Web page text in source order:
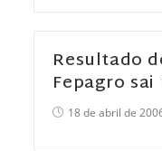
Resultado
Fepagro
18 de abril de